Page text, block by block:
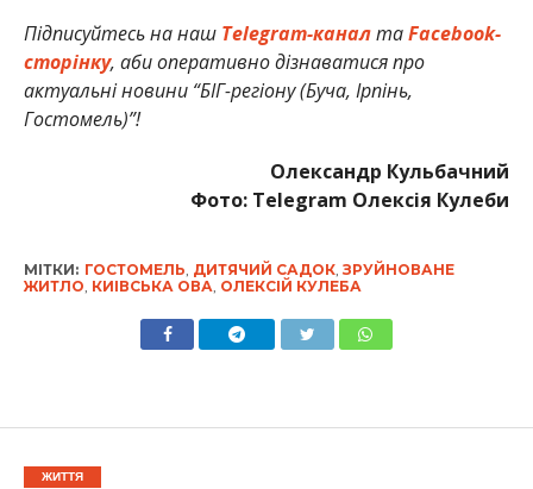
Підписуйтесь на наш Telegram-канал таFacebook-
сторінку, аби оперативно дізнаватися про
актуальні новини “БІГ-регіону (Буча, Ірпінь,
Гостомель)”!
Олександр Кульбачний
Фото: Telegram Олексія Кулеби
МІТКИ: ГОСТОМЕЛЬ ДИТЯЧИЙ САДОК, ЗРУЙНОВАНЕ
ЖИТЛО КИІВСЬКА ОВА ОЛЕКСІЙ КУЛЕБА
ЖИТТЯ